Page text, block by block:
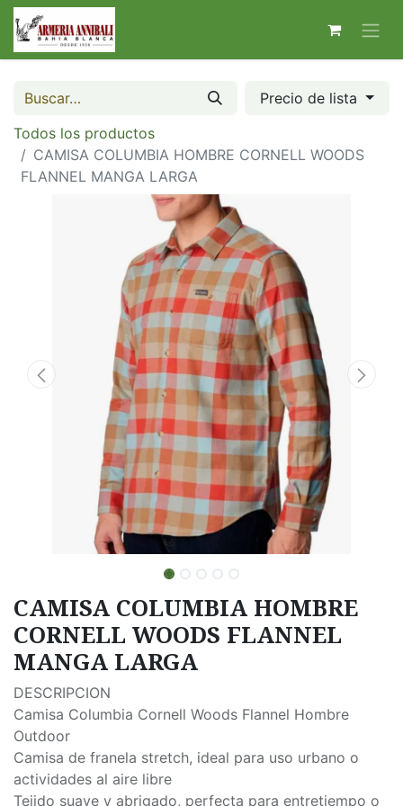
Precio de lista
Todos los productos
CAMISA COLUMBIA HOMBRE CORNELL WOODS
FLANNEL MANGA LARGA
CAMISA COLUMBIA HOMBRE
CORNELL WOODS FLANNEL
MANGA LARGA
DESCRIPCION
Camisa Columbia Cornell Woods Flannel Hombre
Outdoor
Camisa de franela stretch, ideal para uso urbano o
actividades al aire libre
Tejido suave y abrigado, perfecta para entretiempo o